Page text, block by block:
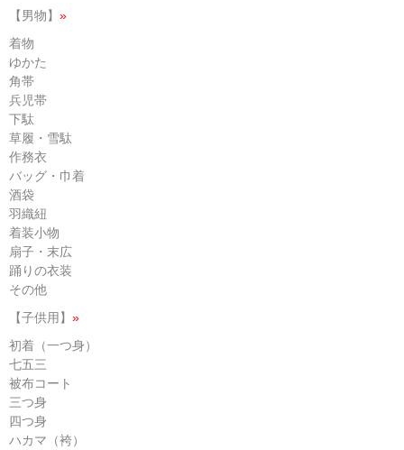
【男物】 »
着物
ゆかた
角帯
兵児帯
下駄
草履・雪駄
作務衣
バッグ・巾着
酒袋
羽織紐
着装小物
扇子・末広
踊りの衣装
その他
【子供用】 »
初着（一つ身）
七五三
被布コート
三つ身
四つ身
ハカマ（袴）